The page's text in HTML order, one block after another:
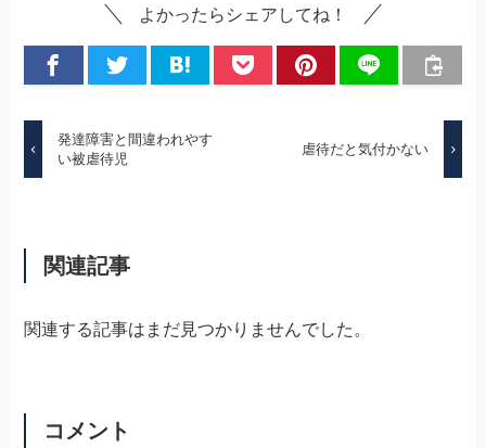
よかったらシェアしてね！
発達障害と間違われやす
い被虐待児
虐待だと気付かない
関連記事
関連する記事はまだ見つかりませんでした。
コメント